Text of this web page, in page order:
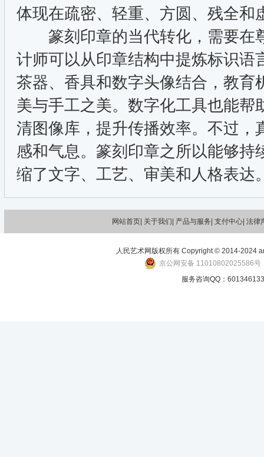
体现在疏密、轻重、方圆、残全和
篆刻印章的当代转化，需要在
计师可以从印章结构中提炼标识
茶器、香具和数字头像结合，教
美与手工之美。数字化工具也能
清图像库，提升传播效率。不过
感和气息。篆刻印章之所以能够
缩了文字、工艺、审美和人格表达
网站首页| 关于我们 | 产品与服务| 支付中心| 法
人民艺术网版权所有 Copyright © 2014-
京公网安备 11010802025586号
服务咨询QQ：